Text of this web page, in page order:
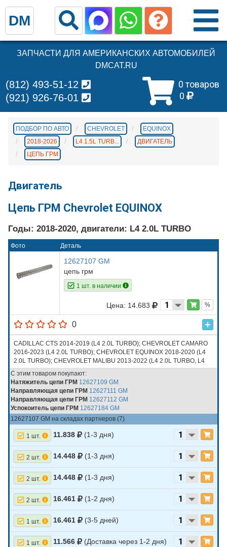
ЗАПЧАСТИ ДЛЯ АМЕРИКАНСКИХ АВТОМОБИЛЕЙ
DMCAT.RU
0 товаров
0
(812) 493-51-12
(921) 926-76-01
ПОДБОР ПО АВТО CHEVROLET
EQUINOX
2018-2026
L4 1.5L TURB...
ДВИГАТЕЛЬ
ЦЕПЬ ГРМ
Двигатель
Цепь ГРМ Chevrolet EQUINOX
Годы: 2018-2020, двигатели: L4 2.0L TURBO
Фото Деталь
12627107 GM
цепь грм
1 шт. в наличии
Цена: 14.683 %
0
CADILLAC CTS 2014-2019 (L4 2.0L TURBO); CHEVROLET CAMARO
2016-2023 (L4 2.0L TURBO); CHEVROLET EQUINOX 2018-2020 (L4
2.0L TURBO); CHEVROLET MALIBU 2013-2022 (L4 2.0L TURBO, L4
2.5L); GMC TERRAIN 2018-2020 (L4 2.0L TURBO)
С этим товаром покупают:
Натяжитель цепи ГРМ 12627109 GM
Направляющая цепи ГРМ 12627111 GM
Направляющая цепи ГРМ 12627112 GM
Успокоитель цепи ГРМ 12627184 GM
12627107 GM на складах партнеров (7)
1 шт. 11.838 (1-3 дня)
2 шт. 14.448 (1-3 дня)
2 шт. 14.448 (1-3 дня)
2 шт. 16.461 (1-2 дня)
1 шт. 16.461 (3-5 дней)
1 шт. 11.566 (Доставка через 1-2 дня)
DM